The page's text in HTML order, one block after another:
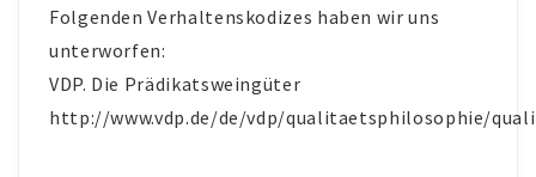
Folgenden Verhaltenskodizes haben wir uns
unterworfen:
VDP. Die Prädikatsweingüter
http://www.vdp.de/de/vdp/qualitaetsphilosophie/